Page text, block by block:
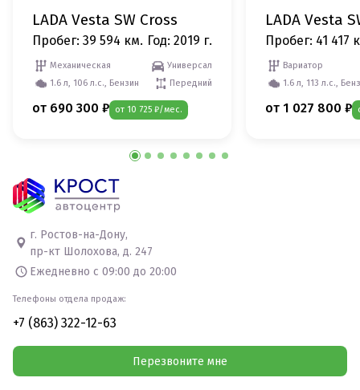
LADA Vesta SW Cross
Пробег: 39 594 км. Год: 2019 г.
Механическая
Универсал
1.6 л, 106 л.с., Бензин
Передний
от 690 300 ₽ от 10 725 ₽/мес.
LADA Vesta
Пробег: 41 417
Вариатор
1.6 л, 113 л.с.,
от 1 027 800 ₽
г. Ростов-на-Дону,
пр-кт Шолохова, д. 247
Ежедневно с 09:00 до 20:00
Телефоны отдела продаж:
+7 (863) 322-12-63
Перезвоните мне